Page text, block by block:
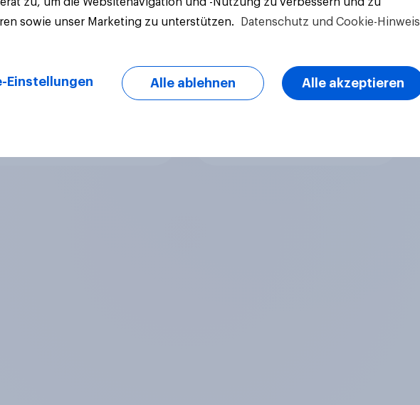
sowie unser Marketing zu unterstützen.
Datenschutz und Cookie-Hinweis
Einstellungen Alle ablehnen Alle akzeptieren